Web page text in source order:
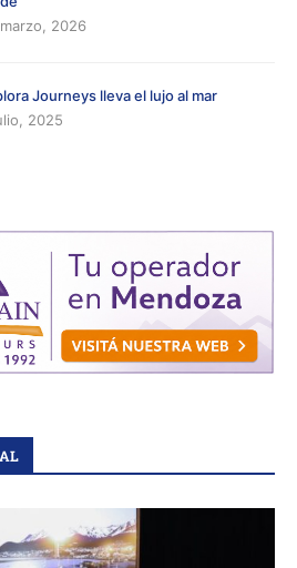
2026
Journeys lleva el lujo al mar
2025